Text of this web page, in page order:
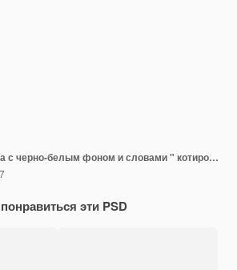
желтая палатка с черно-белым фоном и словами " котировка " на ней
эти PSD